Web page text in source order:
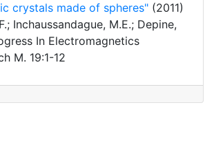
crystals made of spheres" (2011)
Inchaussandague, M.E.; Depine,
In Electromagnetics
M. 19:1-12